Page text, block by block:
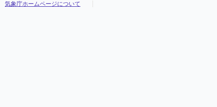
気象庁ホームページについて